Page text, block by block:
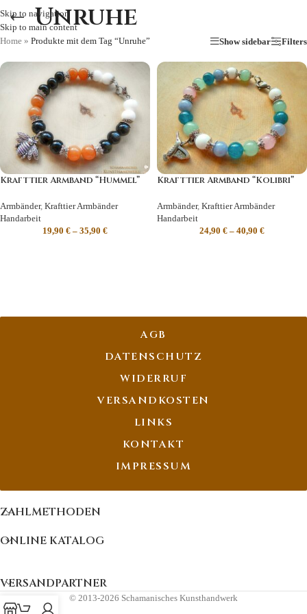
Skip to navigation
Skip to main content
Unruhe
Home » Produkte mit dem Tag “Unruhe” Show sidebar Filters
Krafttier Armband “Hummel”
Armbänder, Krafttier Armbänder
Handarbeit
19,90 € – 35,90 €
Krafttier Armband “Kolibri”
Armbänder, Krafttier Armbänder
Handarbeit
24,90 € – 40,90 €
AGB
DATENSCHUTZ
WIDERRUF
VERSANDKOSTEN
LINKS
KONTAKT
IMPRESSUM
ZAHLMETHODEN
ONLINE KATALOG
VERSANDPARTNER
© 2013-2026 Schamanisches Kunsthandwerk